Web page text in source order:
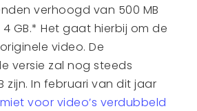
verhoogd van 500 MB
GB.* Het gaat hierbij om de
video. De
versie zal nog steeds
zijn. In februari van dit jaar
voor video’s verdubbeld